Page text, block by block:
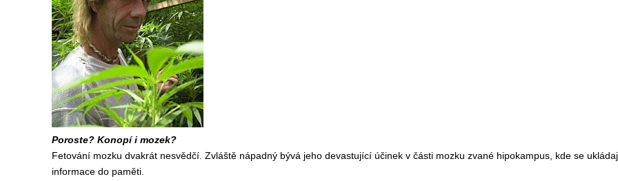
Poroste? Konopí i mozek?
Fetování mozku dvakrát nesvědčí. Zvláště nápadný bývá jeho devastující účinek v části mozku zvané hipokampus, kde se
informace do paměti.